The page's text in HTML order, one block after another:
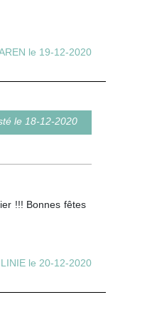
le 19-12-2020
le 18-12-2020
!!! Bonnes fêtes
le 20-12-2020